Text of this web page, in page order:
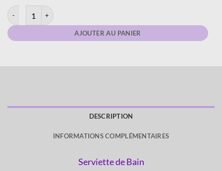
quantité de Serviette 50x100 - Coton - Bouquet Lavande
AJOUTER AU PANIER
DESCRIPTION
INFORMATIONS COMPLÉMENTAIRES
Serviette de Bain